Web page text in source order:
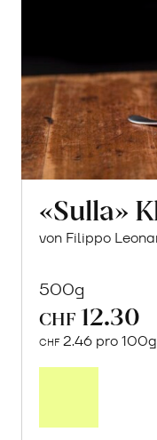
«Sulla»
von Filippo
500g
CHF 12.30
CHF 2.46 pro 100g